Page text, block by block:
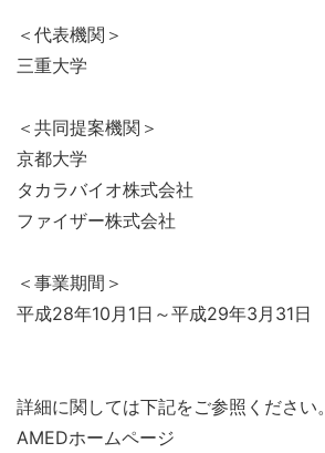
＜代表機関＞
三重大学
＜共同提案機関＞
京都大学
タカラバイオ株式会社
ファイザー株式会社
＜事業期間＞
平成28年10月1日～平成29年3月31日
詳細に関しては下記をご参照ください。
AMEDホームページ